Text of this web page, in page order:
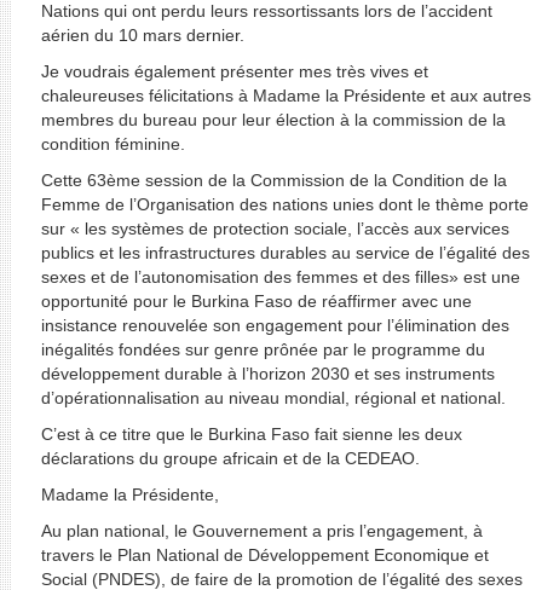
Nations qui ont perdu leurs ressortissants lors de l’accident
aérien du 10 mars dernier.
Je voudrais également présenter mes très vives et
chaleureuses félicitations à Madame la Présidente et aux autres
membres du bureau pour leur élection à la commission de la
condition féminine.
Cette 63ème session de la Commission de la Condition de la
Femme de l’Organisation des nations unies dont le thème porte
sur « les systèmes de protection sociale, l’accès aux services
publics et les infrastructures durables au service de l’égalité des
sexes et de l’autonomisation des femmes et des filles» est une
opportunité pour le Burkina Faso de réaffirmer avec une
insistance renouvelée son engagement pour l’élimination des
inégalités fondées sur genre prônée par le programme du
développement durable à l’horizon 2030 et ses instruments
d’opérationnalisation au niveau mondial, régional et national.
C’est à ce titre que le Burkina Faso fait sienne les deux
déclarations du groupe africain et de la CEDEAO.
Madame la Présidente,
Au plan national, le Gouvernement a pris l’engagement, à
travers le Plan National de Développement Economique et
Social (PNDES), de faire de la promotion de l’égalité des sexes